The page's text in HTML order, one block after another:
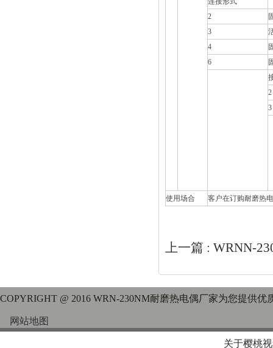
2
3
4
6
2
3
使用场合 客户在订购耐磨热电
上一篇 : WRNN-
COPYRIGHT @ 2016 WRN-230NM耐磨热电偶厂家为您提供优
网站地图
关于樱桃